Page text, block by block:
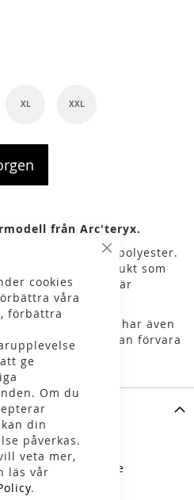
Stäng
cookies
våra
förbättra
ge
Om du
din
påverkas.
veta mer,
läs vår
.
XL XXL
från Arc'teryx.
av återvunnen polyester.
effektivt bort fukt som
och torr även när
framtill och har även
där du tryggt kan förvara
och snabbtorkande